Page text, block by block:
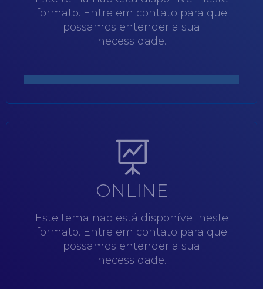
formato. Entre em contato para que
possamos entender a sua
necessidade.
ONLINE
Este tema não está disponível neste
formato. Entre em contato para que
possamos entender a sua
necessidade.